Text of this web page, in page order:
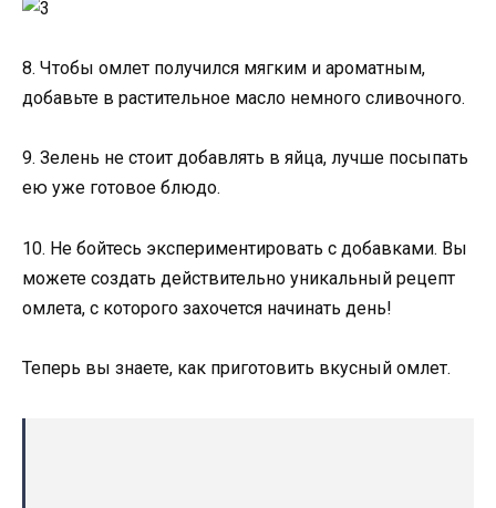
8. Чтобы омлет получился мягким и ароматным,
добавьте в растительное масло немного сливочного.
9. Зелень не стоит добавлять в яйца, лучше посыпать
ею уже готовое блюдо.
10. Не бойтесь экспериментировать с добавками. Вы
можете создать действительно уникальный рецепт
омлета, с которого захочется начинать день!
Теперь вы знаете, как приготовить вкусный омлет.